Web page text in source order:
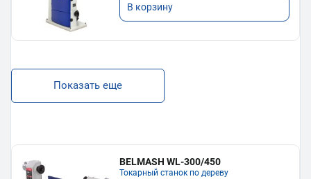
В корзину
Показать еще
BELMASH WL-300/450
Токарный станок по дереву